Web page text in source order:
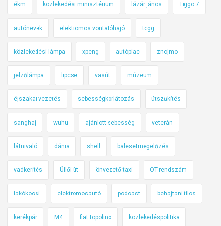
ékm közlekedési minisztérium lázár jános Tiggo 7
autónevek elektromos vontatóhajó togg
közlekedési lámpa xpeng autópiac znojmo
jelzőlámpa lipcse vasút múzeum
éjszakai vezetés sebességkorlátozás útszűkítés
sanghaj wuhu ajánlott sebesség veterán
látnivaló dánia shell balesetmegelőzés
vadkerítés Üllői út önvezető taxi OT-rendszám
lakókocsi elektromosautó podcast behajtani tilos
kerékpár M4 fiat topolino közlekedéspolitika